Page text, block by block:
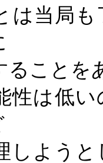
は当局
ることを
は低い
しよう